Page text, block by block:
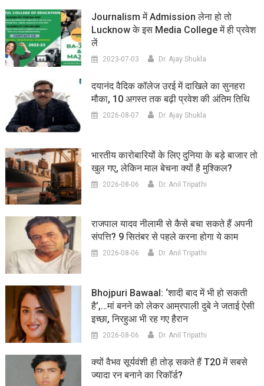
Journalism में Admission लेना हो तो
Lucknow के इस Media College में ही प्रवेश
लें
2023-07-03 Dr. Ajay Shukla
दयानंद वैदिक कॉलेज उरई में दाखिले का सुनहरा
मौका, 10 अगस्त तक बढ़ी प्रवेश की अंतिम तिथि
2026-08-07 Dr. Ajay Shukla
भारतीय कारोबारियों के लिए दुनिया के बड़े बाजार तो
खुल गए, लेकिन माल बेचना क्यों है मुश्किल?
2026-08-06 Dr. Anil Tripathi
राजपाल यादव नीलामी से कैसे बचा सकते हैं अपनी
संपत्ति? 9 सितंबर से पहले करना होगा ये काम
2026-08-06 Dr. Anil Tripathi
Bhojpuri Bawaal: ‘शादी बाद में भी हो सकती
है’,…मां बनने को लेकर आम्रपाली दुबे ने जताई ऐसी
इच्छा, निरहुआ भी रह गए हैरान
2026-08-06 Dr. Anil Tripathi
क्यों वैभव सूर्यवंशी ही तोड़ सकते हैं T20 में सबसे
ज्यादा रन बनाने का रिकॉर्ड?